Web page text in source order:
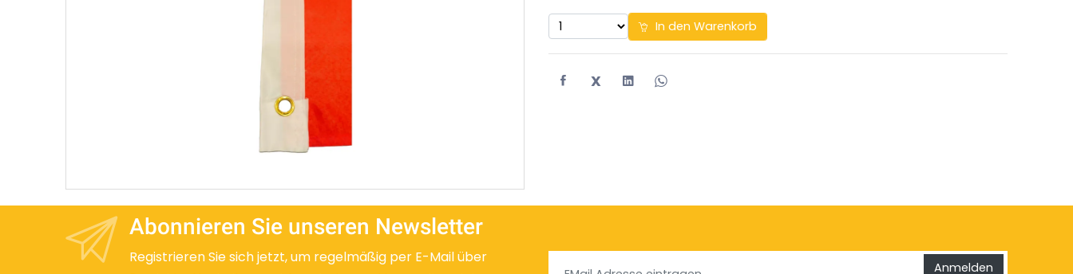
In den Warenkorb
X
Abonnieren Sie unseren Newsletter
Registrieren Sie sich jetzt, um regelmäßig per E-Mail über
Anmelden